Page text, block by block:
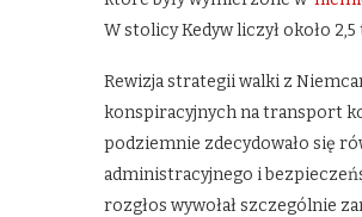
W stolicy Kedyw liczył około
Rewizja strategii walki z
konspiracyjnych na transport
podziemnie zdecydowało się
administracyjnego i
rozgłos wywołał szczególnie